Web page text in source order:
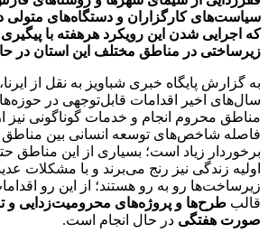
سیاست‌های کارگزاران و دستگاه‌های
که اجرایی شدن این رویکرد هرهفته با
زیرساختی در مناطق مختلف این استان در
به گزارش پایگاه خبری شباویز به نقل از
سال‌های اخیر اقدامات قابل‌توجهی در
مناطق محروم انجام و خدمات گوناگونی نیز
فاصله شاخص‌های توسعه انسانی بین
برخوردار زیاد است؛ بسیاری از این مناطق
اولیه زندگی نیز رنج می‌برند و با مشکلات
زیرساخت‌ها رو به رو هستند؛ از این رو
قالب طرح‌ها و پروژه‌های محرومیت‌زدایی و
صورت هفتگی در حال انجام است.